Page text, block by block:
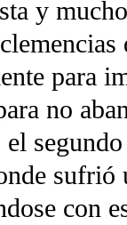
y
para
no
sufrió
con